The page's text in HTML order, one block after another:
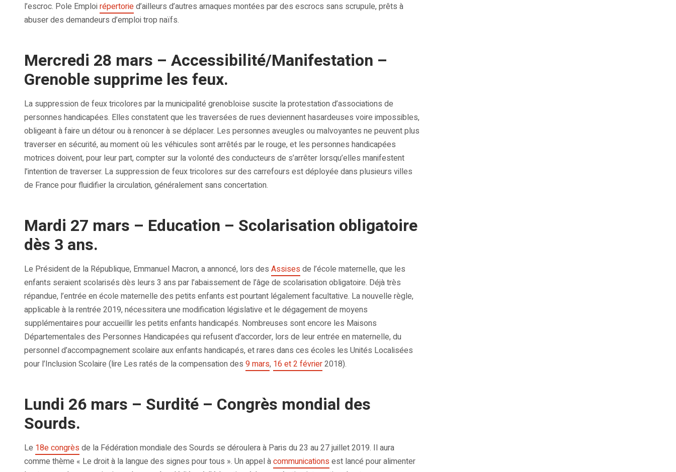
l’escroc. Pole Emploirépertoried’ailleurs d’autres arnaques montées par des escrocs sans scrupule, prêts à
abuser des demandeurs d’emploi trop naïfs.
Mercredi 28 mars – Accessibilité/Manifestation –
Grenoble supprime les feux.
La suppression de feux tricolores par la municipalité grenobloise suscite la protestation d’associations de
personnes handicapées. Elles constatent que les traversées de rues deviennent hasardeuses voire impossibles,
obligeant à faire un détour ou à renoncer à se déplacer. Les personnes aveugles ou malvoyantes ne peuvent plus
traverser en sécurité, au moment où les véhicules sont arrêtés par le rouge, et les personnes handicapées
motrices doivent, pour leur part, compter sur la volonté des conducteurs de s’arrêter lorsqu’elles manifestent
l’intention de traverser. La suppression de feux tricolores sur des carrefours est déployée dans plusieurs villes
de France pour fluidifier la circulation, généralement sans concertation.
Mardi 27 mars – Education – Scolarisation obligatoire
dès 3 ans.
Le Président de la République, Emmanuel Macron, a annoncé, lors des Assisesde l’école maternelle, que les
enfants seraient scolarisés dès leurs 3 ans par l’abaissement de l’âge de scolarisation obligatoire. Déjà très
répandue, l’entrée en école maternelle des petits enfants est pourtant légalement facultative. La nouvelle règle,
applicable à la rentrée 2019, nécessitera une modification législative et le dégagement de moyens
supplémentaires pour accueillir les petits enfants handicapés. Nombreuses sont encore les Maisons
Départementales des Personnes Handicapées qui refusent d’accorder, lors de leur entrée en maternelle, du
personnel d’accompagnement scolaire aux enfants handicapés, et rares dans ces écoles les Unités Localisées
pour l’Inclusion Scolaire (lire Les ratés de la compensation des 9 mars, 16 et 2 février2018).
Lundi 26 mars – Surdité – Congrès mondial des
Sourds.
Le 18e congrèsde la Fédération mondiale des Sourds se déroulera à Paris du 23 au 27 juillet 2019. Il aura
comme thème « Le droit à la langue des signes pour tous ». Un appel àcommunicationsest lancé pour alimenter